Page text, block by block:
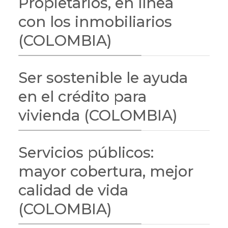
con los inmobiliarios
(COLOMBIA)
Ser sostenible le ayuda
en el crédito para
vivienda (COLOMBIA)
Servicios públicos:
mayor cobertura, mejor
calidad de vida
(COLOMBIA)